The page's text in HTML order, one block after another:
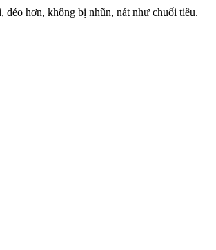
hơn, không bị nhũn, nát như chuối tiêu.